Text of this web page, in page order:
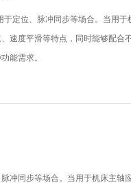
定位、脉冲同步等场合。当用
速度平滑等特点，同时能够配合
能需求。
冲同步等场合。当用于机床主轴